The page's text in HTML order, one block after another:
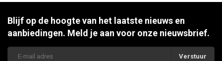
Blijf op de hoogte van het laatste nieuws en
aanbiedingen. Meld je aan voor onze nieuwsbrief.
Verstuur